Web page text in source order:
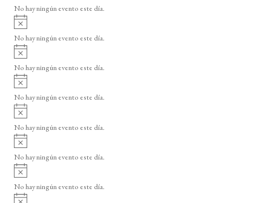
o
i
o
No hay ningún evento este día.
A
v
i
o
No hay ningún evento este día.
A
v
i
o
No hay ningún evento este día.
A
v
i
o
No hay ningún evento este día.
A
v
i
o
No hay ningún evento este día.
A
v
i
o
No hay ningún evento este día.
A
v
i
No hay ningún evento este día.
A